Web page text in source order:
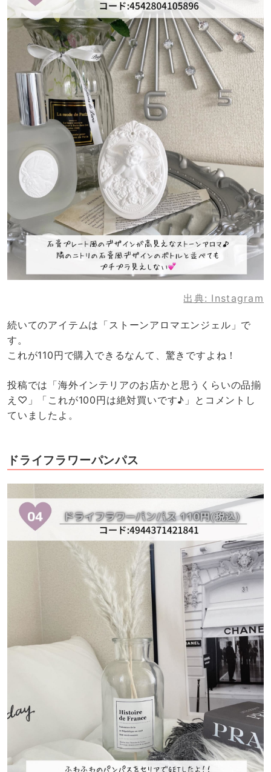
出典: Instagram
続いてのアイテムは「ストーンアロマエンジェル」で
す。
これが110円で購入できるなんて、驚きですよね！
投稿では「海外インテリアのお店かと思うくらいの品揃
え♡」「これが100円は絶対買いです♪」とコメントし
ていましたよ。
ドライフラワーパンパス